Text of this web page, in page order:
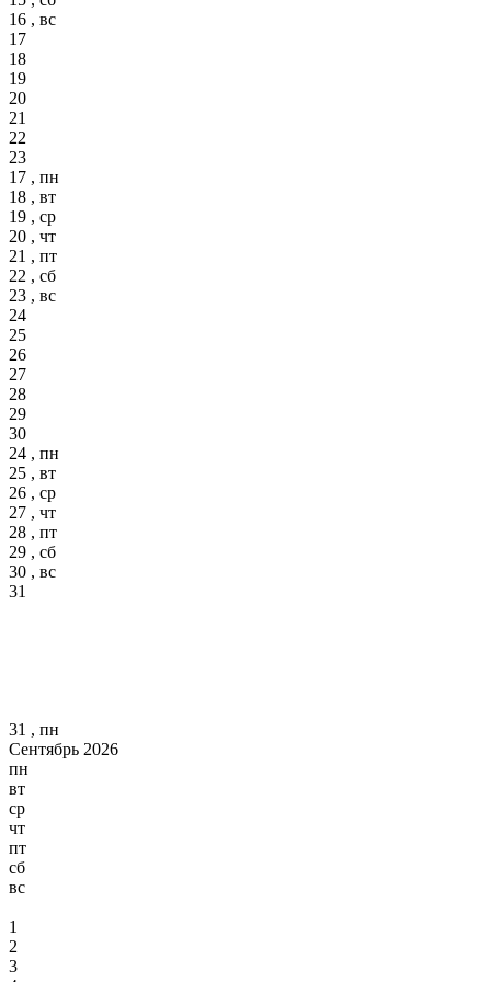
16 , вс
17
18
19
20
21
22
23
17 , пн
18 , вт
19 , ср
20 , чт
21 , пт
22 , сб
23 , вс
24
25
26
27
28
29
30
24 , пн
25 , вт
26 , ср
27 , чт
28 , пт
29 , сб
30 , вс
31
31 , пн
Сентябрь 2026
пн
вт
ср
чт
пт
сб
вс
1
2
3